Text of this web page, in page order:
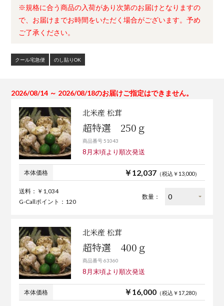
※規格に合う商品の入荷があり次第のお届けとなりますの
で、お届けまでお時間をいただく場合がございます。予め
ご了承ください。
クール宅急便 のし貼りOK
2026/08/14 ～ 2026/08/18のお届けご指定はできません。
北米産 松茸
超特選 250ｇ
商品番号 51043
8月末頃より順次発送
本体価格 ￥12,037（税込￥13,000）
送料：￥1,034
G-Callポイント：120
数量：
北米産 松茸
超特選 400ｇ
商品番号 63360
8月末頃より順次発送
本体価格 ￥16,000（税込￥17,280）